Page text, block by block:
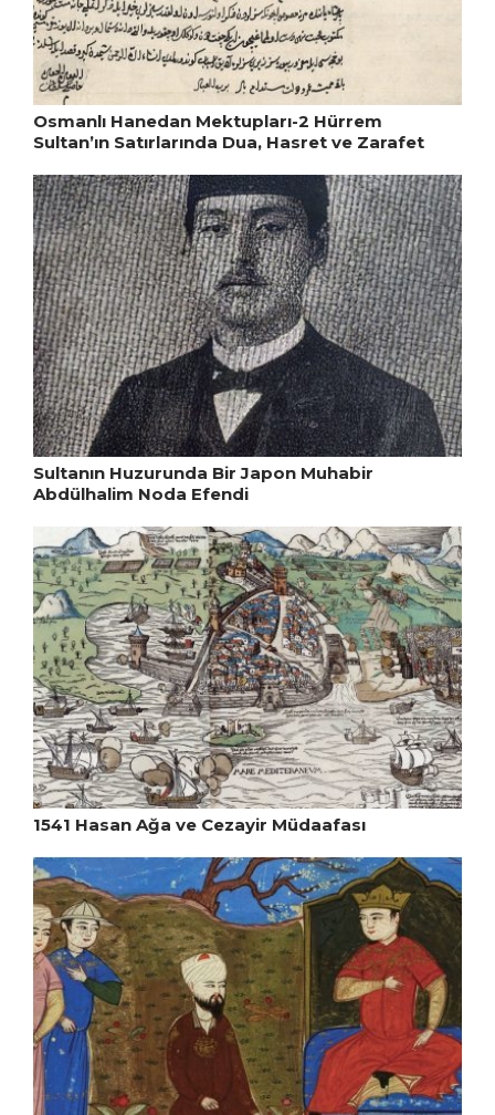
Osmanlı Hanedan Mektupları-2 Hürrem
Sultan’ın Satırlarında Dua, Hasret ve Zarafet
Sultanın Huzurunda Bir Japon Muhabir
Abdülhalim Noda Efendi
1541 Hasan Ağa ve Cezayir Müdaafası